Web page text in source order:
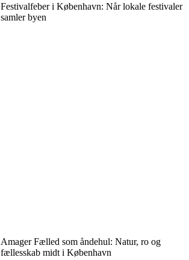
Festivalfeber i København: Når lokale festivaler
samler byen
Amager Fælled som åndehul: Natur, ro og
fællesskab midt i København